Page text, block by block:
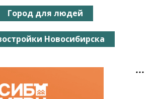
Город для людей
Новосибирска